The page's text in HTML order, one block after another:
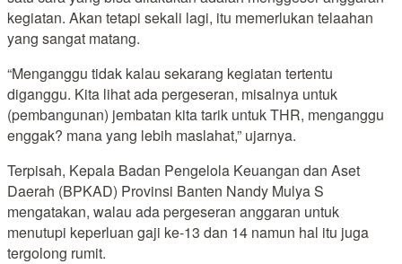
kegiatan. Akan tetapi sekali lagi, itu memerlukan telaahan
yang sangat matang.
“Menganggu tidak kalau sekarang kegiatan tertentu
diganggu. Kita lihat ada pergeseran, misalnya untuk
(pembangunan) jembatan kita tarik untuk THR, menganggu
enggak? mana yang lebih maslahat,” ujarnya.
Terpisah, Kepala Badan Pengelola Keuangan dan Aset
Daerah (BPKAD) Provinsi Banten Nandy Mulya S
mengatakan, walau ada pergeseran anggaran untuk
menutupi keperluan gaji ke-13 dan 14 namun hal itu juga
tergolong rumit.